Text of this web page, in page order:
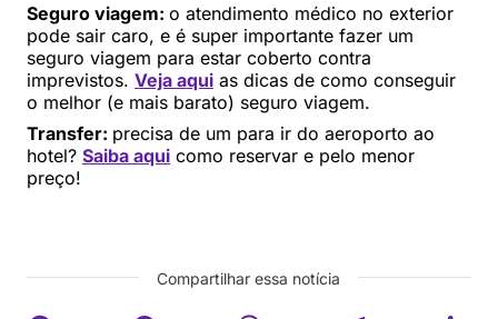
Seguro viagem: o atendimento médico no exterior
pode sair caro, e é super importante fazer um
seguro viagem para estar coberto contra
imprevistos. Veja aqui as dicas de como conseguir
o melhor (e mais barato) seguro viagem.
Transfer: precisa de um para ir do aeroporto ao
hotel? Saiba aqui como reservar e pelo menor
preço!
Compartilhar essa notícia